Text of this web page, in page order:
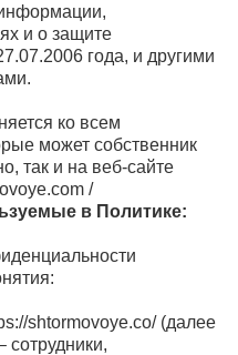
и о защите
года, и другими
ко всем
может собственник
так и на веб-сайте
/
в Политике:
shtormovoye.co/ (далее
сотрудники,